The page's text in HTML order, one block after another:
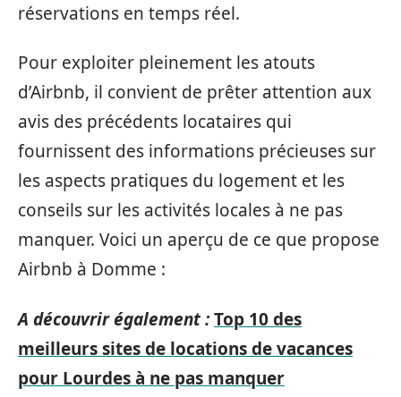
réservations en temps réel.
Pour exploiter pleinement les atouts
d’Airbnb, il convient de prêter attention aux
avis des précédents locataires qui
fournissent des informations précieuses sur
les aspects pratiques du logement et les
conseils sur les activités locales à ne pas
manquer. Voici un aperçu de ce que propose
Airbnb à Domme :
A découvrir également :Top 10 des
meilleurs sites de locations de vacances
pour Lourdes à ne pas manquer